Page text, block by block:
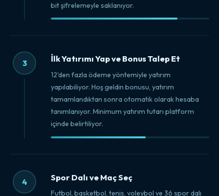
bit şifrelemeyle saklanıyor.
3 İlk Yatırımı Yap ve Bonus Talep Et
12'den fazla ödeme yöntemiyle yatırım
yapılabiliyor. Hoş geldin bonusu, yatırım
tamamlandıktan sonra otomatik olarak hesaba
tanımlanıyor. Minimum yatırım tutarı platform
içinde belirtiliyor.
4 Spor Dalı ve Maç Seç
Futbol, basketbol, tenis, voleybol ve 36 spor dalı